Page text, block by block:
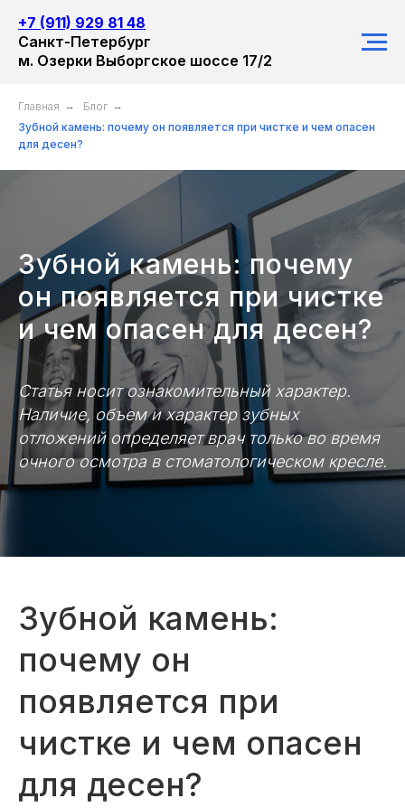
+7 (911) 929 81 48
Санкт-Петербург
м. Озерки Выборгское шоссе 17/2
Главная → Блог →
Зубной камень: почему он появляется при чистке и чем опасен
для десен?
Зубной камень: почему
он появляется при чистке
и чем опасен для десен?
Статья носит ознакомительный характер.
Наличие, объем и характер зубных
отложений определяет врач только во время
очного осмотра в стоматологическом кресле.
Зубной камень:
почему он
появляется при
чистке и чем опасен
для десен?